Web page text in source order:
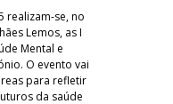
realizam-se, no
Lemos, as I
Mental e
O evento vai
para refletir
da saúde